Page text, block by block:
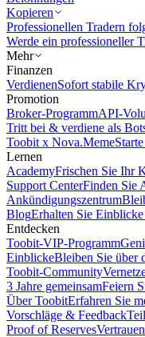
Kopieren
Professionellen Tradern
Werde ein professioneller
Mehr
Finanzen
VerdienenSofort stabile
Promotion
Broker-ProgrammAPI-
Tritt bei & verdiene als
Toobit x Nova.Meme
Lernen
AcademyFrischen Sie Ihr
Support CenterFinden Sie
Ankündigungszentrum
BlogErhalten Sie
Entdecken
Toobit-VIP-Programm
EinblickeBleiben Sie über
Toobit-Community
3 Jahre gemeinsamFeiern
Über ToobitErfahren Sie
Vorschläge & Feedback
Proof of Reserves